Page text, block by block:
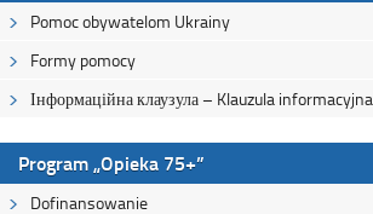
Pomoc obywatelom Ukrainy
Formy pomocy
Інформаційна клаузула – Klauzula informacyjna
Program „Opieka 75+”
Dofinansowanie